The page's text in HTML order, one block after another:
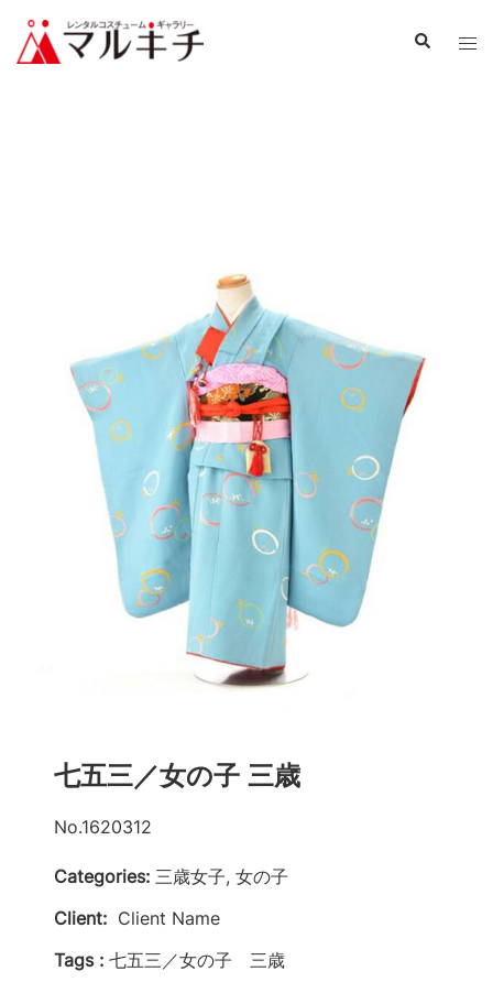
七五三／女の子 三歳
No.1620312
Categories: 三歳女子, 女の子
Client: Client Name
Tags : 七五三／女の子 三歳